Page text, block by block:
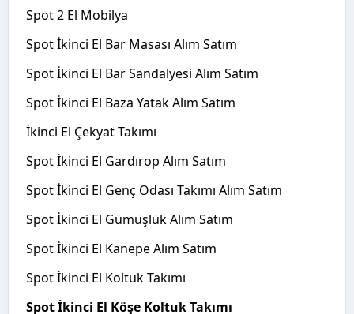
Spot 2 El Mobilya
Spot İkinci El Bar Masası Alım Satım
Spot İkinci El Bar Sandalyesi Alım Satım
Spot İkinci El Baza Yatak Alım Satım
İkinci El Çekyat Takımı
Spot İkinci El Gardırop Alım Satım
Spot İkinci El Genç Odası Takımı Alım Satım
Spot İkinci El Gümüşlük Alım Satım
Spot İkinci El Kanepe Alım Satım
Spot İkinci El Koltuk Takımı
Spot İkinci El Köşe Koltuk Takımı